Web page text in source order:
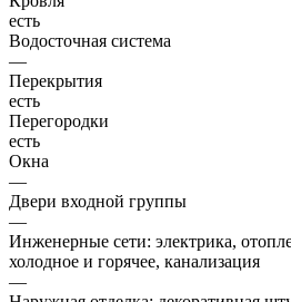
есть
Водосточная система
—
Перекрытия
есть
Перегородки
есть
Окна
—
Двери входной группы
—
Инженерные сети: электрика,
холодное и горячее, канализация
—